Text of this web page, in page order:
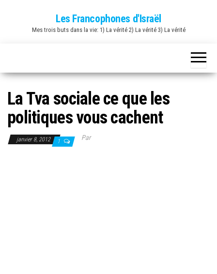
Les Francophones d'Israël
Mes trois buts dans la vie: 1) La vérité 2) La vérité 3) La vérité
La Tva sociale ce que les
politiques vous cachent
janvier 8, 2012 1 Par